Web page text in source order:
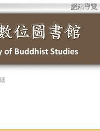
網站導覽